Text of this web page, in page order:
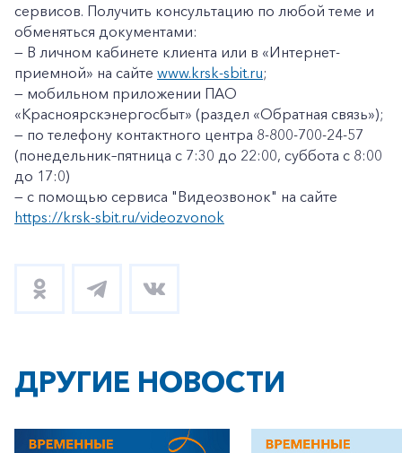
сервисов. Получить консультацию по любой теме и
обменяться документами:
— В личном кабинете клиента или в «Интернет-
приемной» на сайте www.krsk-sbit.ru;
— мобильном приложении ПАО
«Красноярскэнергосбыт» (раздел «Обратная связь»);
— по телефону контактного центра 8-800-700-24-57
(понедельник–пятница с 7:30 до 22:00, суббота с 8:00
до 17:0)
— с помощью сервиса "Видеозвонок" на сайте
https://krsk-sbit.ru/videozvonok
ДРУГИЕ НОВОСТИ